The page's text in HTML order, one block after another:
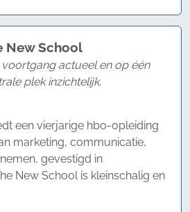
New School
actueel en op één
plek inzichtelijk.
een vierjarige hbo-opleiding
marketing, communicatie,
gevestigd in
New School is kleinschalig en